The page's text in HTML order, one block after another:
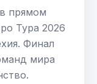
прямом
Тура 2026
Финал
мира